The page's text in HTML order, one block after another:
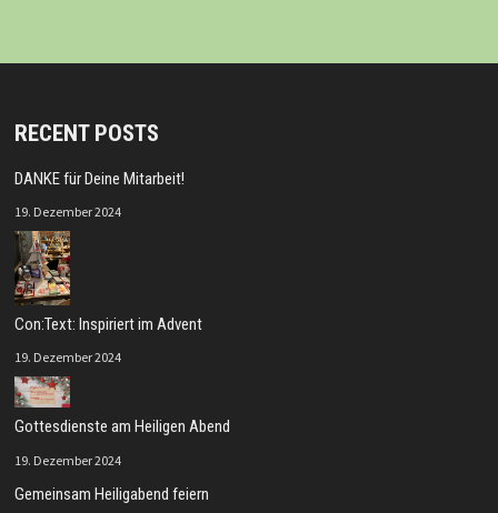
RECENT POSTS
DANKE für Deine Mitarbeit!
19. Dezember 2024
Con:Text: Inspiriert im Advent
19. Dezember 2024
Gottesdienste am Heiligen Abend
19. Dezember 2024
Gemeinsam Heiligabend feiern